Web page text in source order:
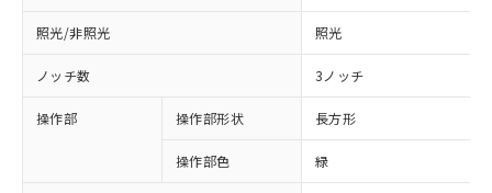
照光/非照光 照光
ノッチ数 3ノッチ
操作部 操作部形状 長方形
操作部色 緑